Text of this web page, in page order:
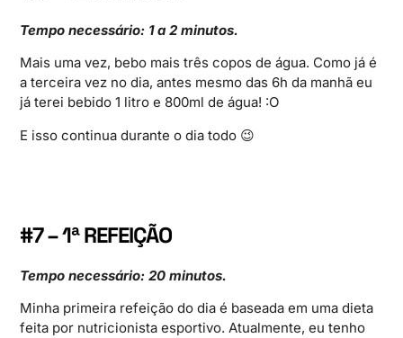
Tempo necessário: 1 a 2 minutos.
Mais uma vez, bebo mais três copos de água. Como já é
a terceira vez no dia, antes mesmo das 6h da manhã eu
já terei bebido 1 litro e 800ml de água! :O
E isso continua durante o dia todo 😉
#7 – 1ª REFEIÇÃO
Tempo necessário: 20 minutos.
Minha primeira refeição do dia é baseada em uma dieta
feita por nutricionista esportivo. Atualmente, eu tenho